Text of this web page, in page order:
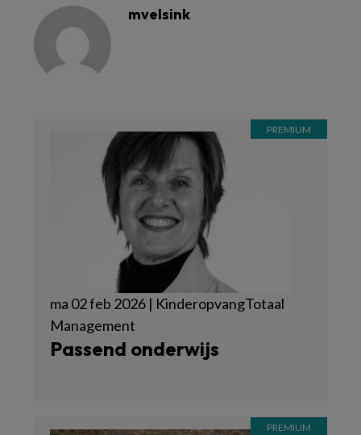
mvelsink
ma 02 feb 2026 | KinderopvangTotaal
Management
Passend onderwijs